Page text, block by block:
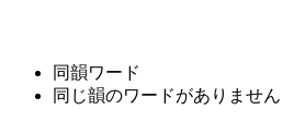
同韻ワード
同じ韻のワードがありません